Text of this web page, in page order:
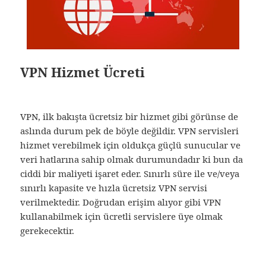
VPN Hizmet Ücreti
VPN, ilk bakışta ücretsiz bir hizmet gibi görünse de
aslında durum pek de böyle değildir. VPN servisleri
hizmet verebilmek için oldukça güçlü sunucular ve
veri hatlarına sahip olmak durumundadır ki bun da
ciddi bir maliyeti işaret eder. Sınırlı süre ile ve/veya
sınırlı kapasite ve hızla ücretsiz VPN servisi
verilmektedir. Doğrudan erişim alıyor gibi VPN
kullanabilmek için ücretli servislere üye olmak
gerekecektir.